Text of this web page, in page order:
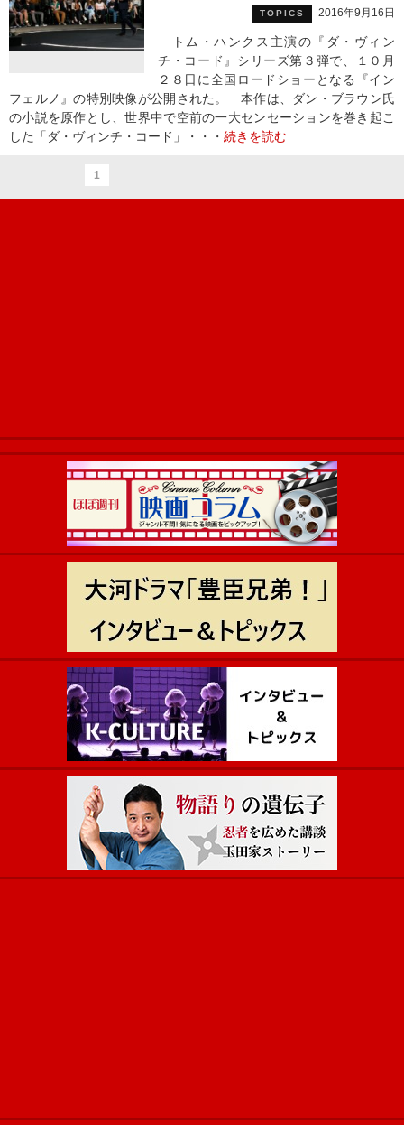
TOPICS 2016年9月16日
トム・ハンクス主演の『ダ・ヴィン
チ・コード』シリーズ第３弾で、１０月
２８日に全国ロードショーとなる『イン
フェルノ』の特別映像が公開された。 本作は、ダン・ブラウン氏
の小説を原作とし、世界中で空前の一大センセーションを巻き起こ
した「ダ・ヴィンチ・コード」・・・ 続きを読む
1